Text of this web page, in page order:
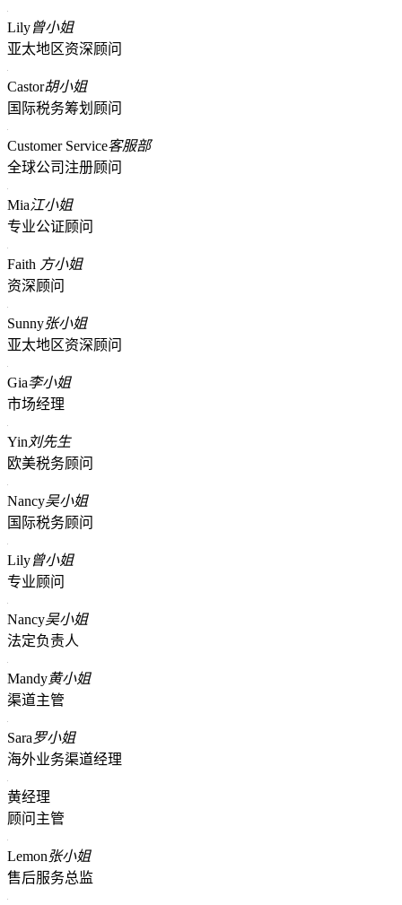
Lily曾小姐
亚太地区资深顾问
Castor胡小姐
国际税务筹划顾问
Customer Service客服部
全球公司注册顾问
Mia江小姐
专业公证顾问
Faith 方小姐
资深顾问
Sunny张小姐
亚太地区资深顾问
Gia李小姐
市场经理
Yin 刘先生
欧美税务顾问
Nancy吴小姐
国际税务顾问
Lily曾小姐
专业顾问
Nancy吴小姐
法定负责人
Mandy黄小姐
渠道主管
Sara罗小姐
海外业务渠道经理
黄经理
顾问主管
Lemon张小姐
售后服务总监